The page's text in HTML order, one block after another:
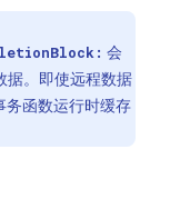
会
据。即使远程数据
务函数运行时缓存